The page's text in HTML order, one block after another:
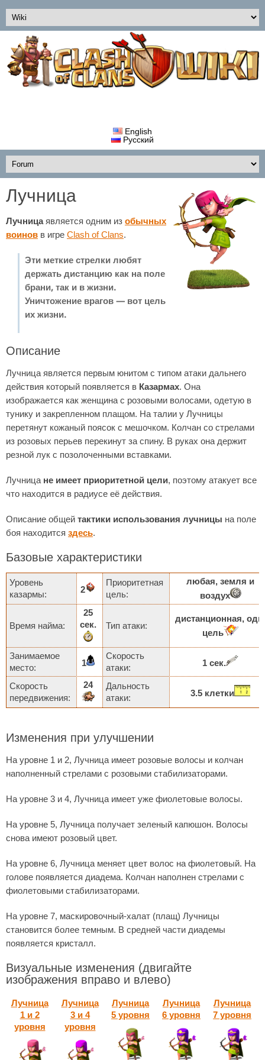
English
Русский
Лучница
Лучницаявляется одним из обычных
воинов в игре Clash of Clans.
Эти меткие стрелки любят
держать дистанцию как на поле
брани, так и в жизни.
Уничтожение врагов — вот цель
их жизни.
Описание
Лучница является первым юнитом с типом атаки дальнего
действия который появляется в Казармах. Она
изображается как женщина с розовыми волосами, одетую в
тунику и закрепленном плащом. На талии у Лучницы
перетянут кожаный поясок с мешочком. Колчан со стрелами
из розовых перьев перекинут за спину. В руках она держит
резной лук с позолоченными вставками.
Лучница не имеет приоритетной цели, поэтому атакует все
что находится в радиусе её действия.
Описание общей тактики использования лучницы на поле
боя находится здесь.
Базовые характеристики
Уровень
казармы:
2
Приоритетная
цель:
любая, земля и
воздух
Время найма:
25
сек.
Тип атаки:
дистанционная,
цель
Занимаемое
место:
1
Скорость
атаки:
1 сек.
Скорость
передвижения:
24
Дальность
атаки:
3.5 клетки
Изменения при улучшении
На уровне 1 и 2, Лучница имеет розовые волосы и колчан
наполненный стрелами с розовыми стабилизаторами.
На уровне 3 и 4, Лучница имеет уже фиолетовые волосы.
На уровне 5, Лучница получает зеленый капюшон. Волосы
снова имеют розовый цвет.
На уровне 6, Лучница меняет цвет волос на фиолетовый. На
голове появляется диадема. Колчан наполнен стрелами с
фиолетовыми стабилизаторами.
На уровне 7, маскировочный-халат (плащ) Лучницы
становится более темным. В средней части диадемы
появляется кристалл.
Визуальные изменения (двигайте
изображения вправо и влево)
Лучница
1 и 2
уровня
Лучница
3 и 4
уровня
Лучница
5 уровня
Лучница
6 уровня
Лучница
7 уровня